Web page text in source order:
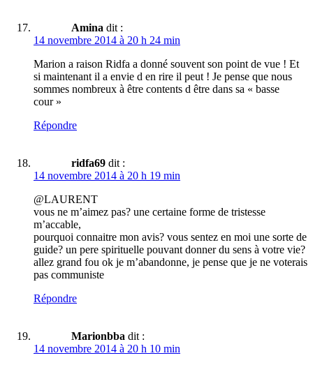
Amina dit :
14 novembre 2014 à 20 h 24 min
Marion a raison Ridfa a donné souvent son point de vue ! Et
si maintenant il a envie d en rire il peut ! Je pense que nous
sommes nombreux à être contents d être dans sa « basse
cour »
Répondre
ridfa69 dit :
14 novembre 2014 à 20 h 19 min
@LAURENT
vous ne m’aimez pas? une certaine forme de tristesse
m’accable,
pourquoi connaitre mon avis? vous sentez en moi une sorte de
guide? un pere spirituelle pouvant donner du sens à votre vie?
allez grand fou ok je m’abandonne, je pense que je ne voterais
pas communiste
Répondre
Marionbba dit :
14 novembre 2014 à 20 h 10 min